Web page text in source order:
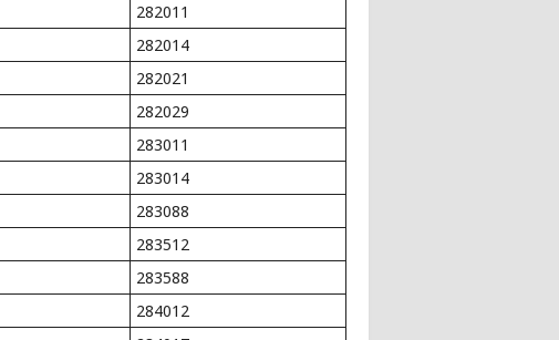
282011
282014
282021
282029
283011
283014
283088
283512
283588
284012